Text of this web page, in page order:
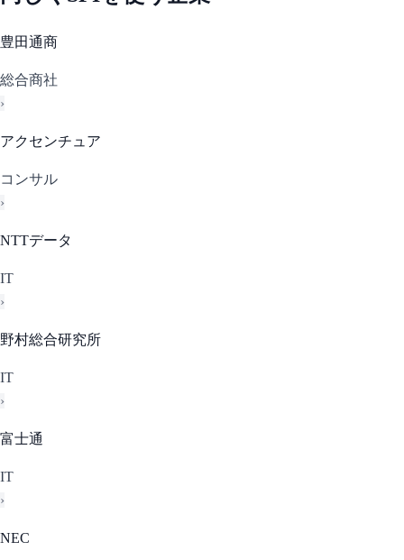
豊田通商
総合商社
›
アクセンチュア
コンサル
›
NTTデータ
IT
›
野村総合研究所
IT
›
富士通
IT
›
NEC